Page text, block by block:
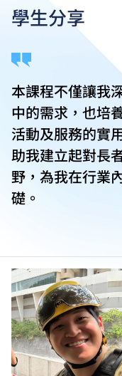
學生分享
本課程不僅讓我
中的需求，也培
活動及服務的實
助我建立起對長
野，為我在行業
礎。